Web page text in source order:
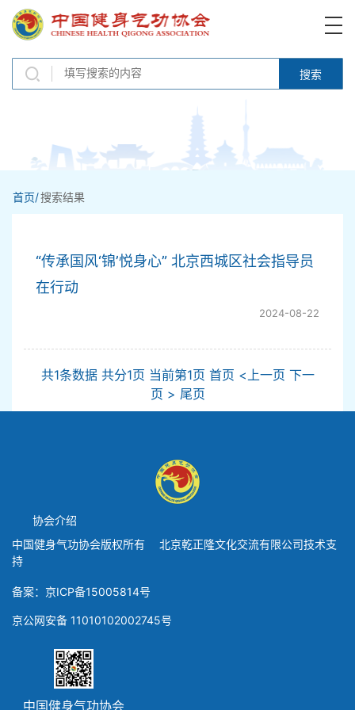
搜索
首页/搜索结果
“传承国风‘锦’悦身心” 北京西城区社会指导员
在行动
2024-08-22
共1条数据 共分1页 当前第1页 首页 <上一页 下一
页 > 尾页
协会介绍
中国健身气功协会版权所有 北京乾正隆文化交流有限公司技术支
持
备案：京ICP备15005814号
京公网安备 11010102002745号
中国健身气功协会